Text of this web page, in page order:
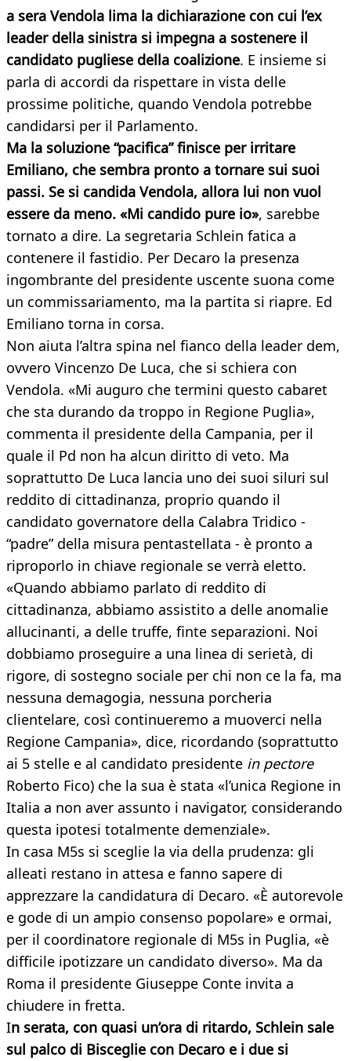
a sera Vendola lima la dichiarazione con cui l’ex
leader della sinistra si impegna a sostenere il
candidato pugliese della coalizione. E insieme si
parla di accordi da rispettare in vista delle
prossime politiche, quando Vendola potrebbe
candidarsi per il Parlamento.
Ma la soluzione “pacifica” finisce per irritare
Emiliano, che sembra pronto a tornare sui suoi
passi. Se si candida Vendola, allora lui non vuol
essere da meno. «Mi candido pure io», sarebbe
tornato a dire. La segretaria Schlein fatica a
contenere il fastidio. Per Decaro la presenza
ingombrante del presidente uscente suona come
un commissariamento, ma la partita si riapre. Ed
Emiliano torna in corsa.
Non aiuta l’altra spina nel fianco della leader dem,
ovvero Vincenzo De Luca, che si schiera con
Vendola. «Mi auguro che termini questo cabaret
che sta durando da troppo in Regione Puglia»,
commenta il presidente della Campania, per il
quale il Pd non ha alcun diritto di veto. Ma
soprattutto De Luca lancia uno dei suoi siluri sul
reddito di cittadinanza, proprio quando il
candidato governatore della Calabra Tridico -
“padre” della misura pentastellata - è pronto a
riproporlo in chiave regionale se verrà eletto.
«Quando abbiamo parlato di reddito di
cittadinanza, abbiamo assistito a delle anomalie
allucinanti, a delle truffe, finte separazioni. Noi
dobbiamo proseguire a una linea di serietà, di
rigore, di sostegno sociale per chi non ce la fa, ma
nessuna demagogia, nessuna porcheria
clientelare, così continueremo a muoverci nella
Regione Campania», dice, ricordando (soprattutto
ai 5 stelle e al candidato presidente in pectore
Roberto Fico) che la sua è stata «l’unica Regione in
Italia a non aver assunto i navigator, considerando
questa ipotesi totalmente demenziale».
In casa M5s si sceglie la via della prudenza: gli
alleati restano in attesa e fanno sapere di
apprezzare la candidatura di Decaro. «È autorevole
e gode di un ampio consenso popolare» e ormai,
per il coordinatore regionale di M5s in Puglia, «è
difficile ipotizzare un candidato diverso». Ma da
Roma il presidente Giuseppe Conte invita a
chiudere in fretta.
In serata, con quasi un’ora di ritardo, Schlein sale
sul palco di Bisceglie con Decaro e i due si